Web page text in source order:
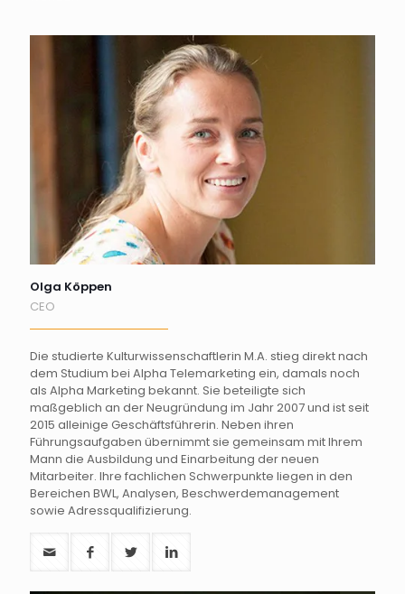
Olga Köppen
CEO
Die studierte Kulturwissenschaftlerin M.A. stieg direkt nach
dem Studium bei Alpha Telemarketing ein, damals noch
als Alpha Marketing bekannt. Sie beteiligte sich
maßgeblich an der Neugründung im Jahr 2007 und ist seit
2015 alleinige Geschäftsführerin. Neben ihren
Führungsaufgaben übernimmt sie gemeinsam mit Ihrem
Mann die Ausbildung und Einarbeitung der neuen
Mitarbeiter. Ihre fachlichen Schwerpunkte liegen in den
Bereichen BWL, Analysen, Beschwerdemanagement
sowie Adressqualifizierung.